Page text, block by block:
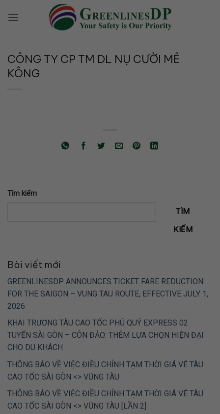
qua
CÔNG TY CP TM DL NỤ CƯỜI MÊ
KÔNG
Tìm kiếm
TÌM
KIẾM
Bài viết mới
GREENLINESDP ANNOUNCES TICKET FARE REDUCTION
FOR THE SAIGON – VUNG TAU ROUTE, EFFECTIVE JULY 1,
2026
KHAI TRƯƠNG TÀU CAO TỐC PHÚ QUÝ EXPRESS 02
TUYẾN SÀI GÒN – CÔN ĐẢO: THÊM LỰA CHỌN HIỆN ĐẠI
CHO DU KHÁCH
THÔNG BÁO VỀ VIỆC ĐIỀU CHỈNH TẠM THỜI GIÁ VÉ TÀU
CAO TỐC SÀI GÒN <> VŨNG TÀU
THÔNG BÁO VỀ VIỆC ĐIỀU CHỈNH TẠM THỜI GIÁ VÉ TÀU
CAO TỐC SÀI GÒN <> VŨNG TÀU [LẦN 2]